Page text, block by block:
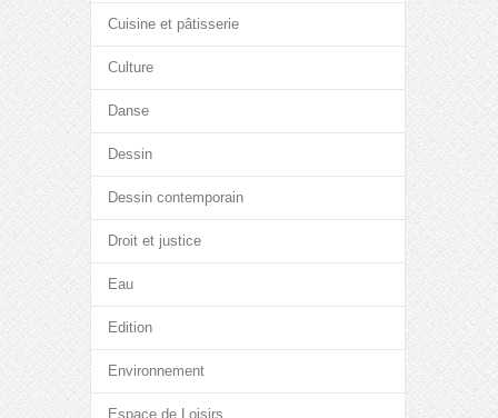
Cuisine et pâtisserie
Culture
Danse
Dessin
Dessin contemporain
Droit et justice
Eau
Edition
Environnement
Espace de Loisirs